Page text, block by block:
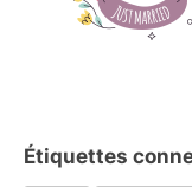
Étiquettes